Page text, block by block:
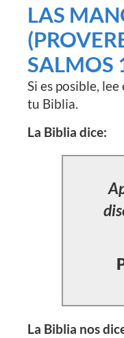
LAS
SALMOS
Si es posible,
tu Biblia.
La Biblia dice:
La Biblia nos